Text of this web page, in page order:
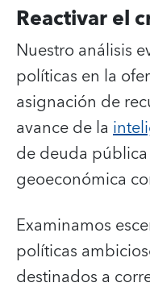
Reactivar el
Nuestro análisis
políticas en la
asignación de
avance de la
de deuda
geoeconómica
Examinamos
políticas
destinados a